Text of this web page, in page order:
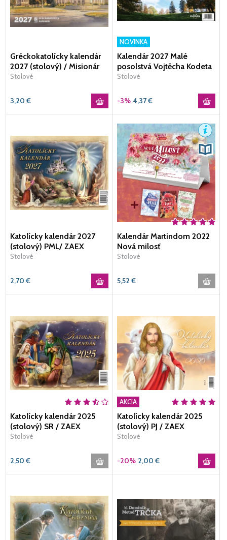
Gréckokatolícky kalendár
2027 (stolový) / Misionár
Stolové
3,20 €
NOVINKA
Kalendár 2027 Malé
posolstvá Vojtěcha Kodeta
(stolový) / Doron
Stolové
-3% 4,37€
Katolícky kalendár 2027
(stolový) PML/ ZAEX
Stolové
2,70 €
Kalendár Martindom 2022
Nová milosť
Stolové
5,52 €
Katolícky kalendár 2025
(stolový) SR / ZAEX
Stolové
2,50 €
AKCIA
Katolícky kalendár 2025
(stolový) PJ / ZAEX
Stolové
-20% 2,00 €